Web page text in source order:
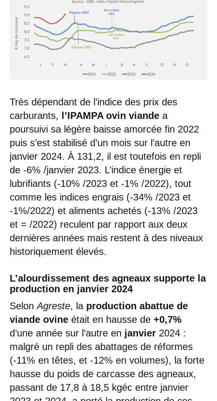
Très dépendant de l’indice des prix des
carburants,
l’IPAMPA ovin viande a
poursuivi sa légère baisse amorcée fin 2022
puis s’est stabilisé d’un mois sur l’autre en
janvier 2024. À 131,2, il est toutefois en repli
de -6% /janvier 2023. L’indice énergie et
lubrifiants (-10% /2023 et -1% /2022), tout
comme les indices engrais (-34% /2023 et
-1%/2022) et aliments achetés (-13% /2023
et = /2022) reculent par rapport aux deux
dernières années mais restent à des niveaux
historiquement élevés.
L’alourdissement des agneaux supporte la
production en janvier 2024
SelonAgreste, la production abattue de
viande ovine était en hausse de +0,7%
d’une année sur l’autre en janvier 2024 :
malgré un repli des abattages de réformes
(-11% en têtes, et -12% en volumes), la forte
hausse du poids de carcasse des agneaux,
passant de 17,8 à 18,5 kgéc entre janvier